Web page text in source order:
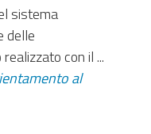
sistema
delle
con il ...
al